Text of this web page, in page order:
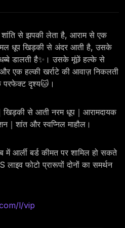
शांति से झपकी लेता है, आराम से एक
धूप खिड़की से अंदर आती है, उसके
धब्बे डालती है✨। उसके मूंछें हल्के से
एक हल्की खर्राटे की आवाज़ निकलती
परफेक्ट दृश्य🐱।
से आती नरम धूप｜आरामदायक
｜शांत और स्वप्निल माहौल।
आर्ली बर्ड कीमत पर शामिल हो सकते
फोटो प्रारूपों दोनों का समर्थन
l/vip